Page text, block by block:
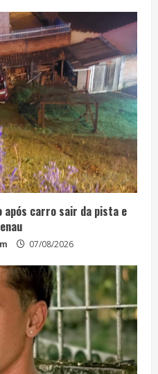
após carro sair da pista e
07/08/2026